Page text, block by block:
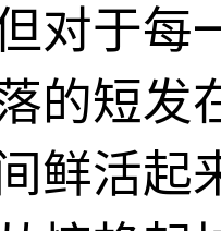
对于每
的短发
鲜活起